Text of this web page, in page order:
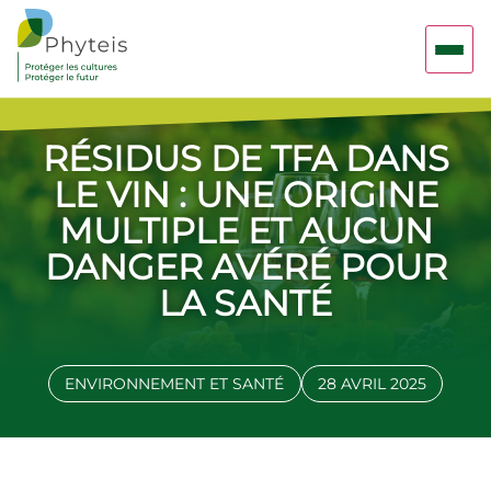
RÉSIDUS DE TFA DANS
LE VIN : UNE ORIGINE
MULTIPLE ET AUCUN
DANGER AVÉRÉ POUR
LA SANTÉ
ENVIRONNEMENT ET SANTÉ 28 AVRIL 2025